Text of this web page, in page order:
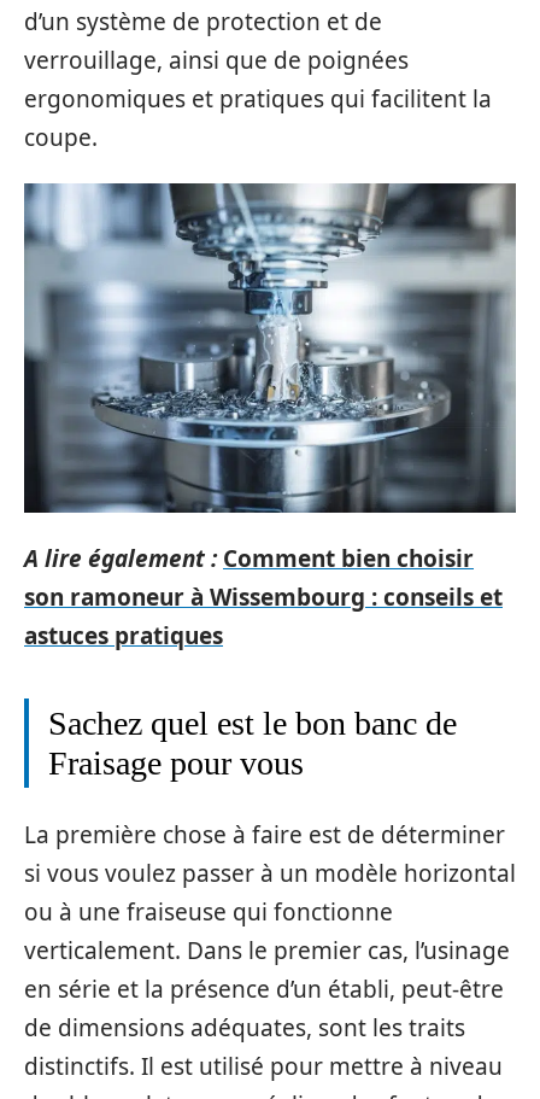
d’un système de protection et de
verrouillage, ainsi que de poignées
ergonomiques et pratiques qui facilitent la
coupe.
A lire également : Comment bien choisir
son ramoneur à Wissembourg : conseils et
astuces pratiques
Sachez quel est le bon banc de
Fraisage pour vous
La première chose à faire est de déterminer
si vous voulez passer à un modèle horizontal
ou à une fraiseuse qui fonctionne
verticalement. Dans le premier cas, l’usinage
en série et la présence d’un établi, peut-être
de dimensions adéquates, sont les traits
distinctifs. Il est utilisé pour mettre à niveau